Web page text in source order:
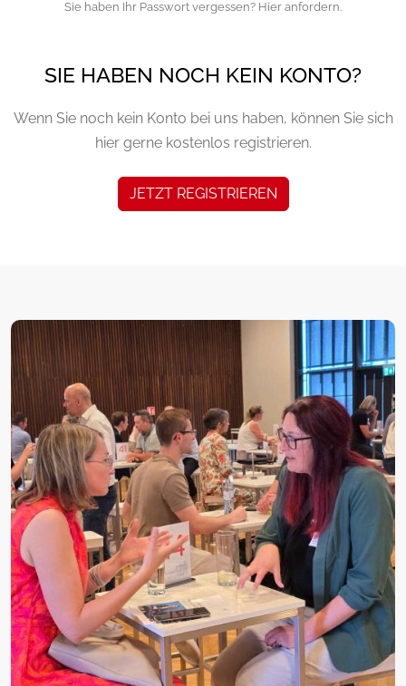
Sie haben Ihr Passwort vergessen? Hier anfordern.
SIE HABEN NOCH KEIN KONTO?
Wenn Sie noch kein Konto bei uns haben, können Sie sich
hier gerne kostenlos registrieren.
JETZT REGISTRIEREN